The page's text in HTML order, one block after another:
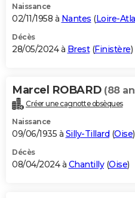
Naissance
02/11/1958 à Nantes (Loire-
Décès
28/05/2024 à Brest(Finistère)
Marcel ROBARD (88
Créer une cagnotte obsèques
Naissance
09/06/1935 à Silly-Tillard (Oise)
Décès
08/04/2024 à Chantilly(Oise)